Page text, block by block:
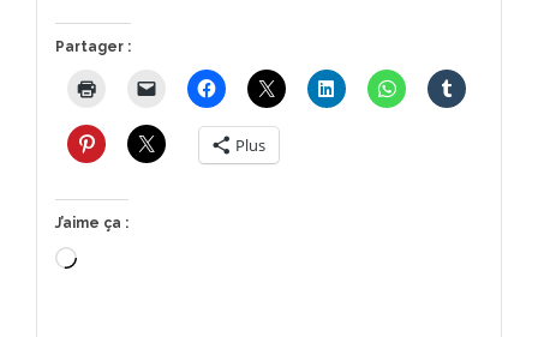
Partager :
Plus
J’aime ça :
Chargement…